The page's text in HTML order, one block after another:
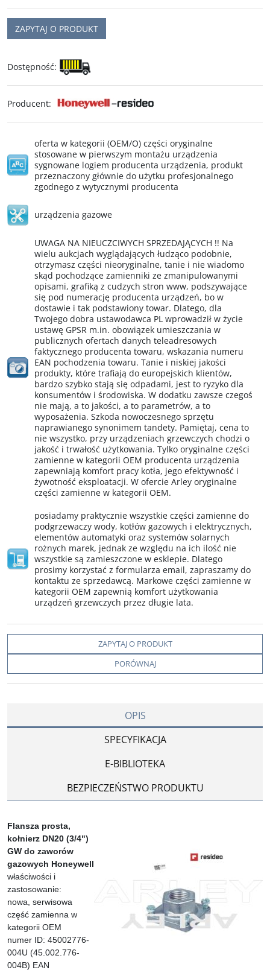
ZAPYTAJ O PRODUKT
Dostępność:
Producent:
oferta w kategorii (OEM/O) części oryginalne
stosowane w pierwszym montażu urządzenia
sygnowane logiem producenta urządzenia, produkt
przeznaczony głównie do użytku profesjonalnego
zgodnego z wytycznymi producenta
urządzenia gazowe
UWAGA NA NIEUCZCIWYCH SPRZEDAJĄCYCH !! Na
wielu aukcjach wyglądających łudząco podobnie,
otrzymasz części nieoryginalne, tanie i nie wiadomo
skąd pochodzące zamienniki ze zmanipulowanymi
opisami, grafiką z cudzych stron www, podszywające
się pod numerację producenta urządzeń, bo w
dostawie i tak podstawiony towar. Dlatego, dla
Twojego dobra ustawodawca PL wprowadził w życie
ustawę GPSR m.in. obowiązek umieszczania w
publicznych ofertach danych teleadresowych
faktycznego producenta towaru, wskazania numeru
EAN pochodzenia towaru. Tanie i niskiej jakości
produkty, które trafiają do europejskich klientów,
bardzo szybko stają się odpadami, jest to ryzyko dla
konsumentów i środowiska. W dodatku zawsze czegoś
nie mają, a to jakości, a to parametrów, a to
wyposażenia. Szkoda nowoczesnego sprzętu
naprawianego synonimem tandety. Pamiętaj, cena to
nie wszystko, przy urządzeniach grzewczych chodzi o
jakość i trwałość użytkowania. Tylko oryginalne części
zamienne w kategorii OEM producenta urządzenia
zapewniają komfort pracy kotła, jego efektywność i
żywotność eksploatacji. W ofercie Arley oryginalne
części zamienne w kategorii OEM.
posiadamy praktycznie wszystkie części zamienne do
podgrzewaczy wody, kotłów gazowych i elektrycznych,
elementów automatyki oraz systemów solarnych
rożnych marek, jednak ze względu na ich ilość nie
wszystkie są zamieszczone w esklepie. Dlatego
prosimy korzystać z formularza email, zapraszamy do
kontaktu ze sprzedawcą. Markowe części zamienne w
kategorii OEM zapewnią komfort użytkowania
urządzeń grzewczych przez długie lata.
ZAPYTAJ O PRODUKT
PORÓWNAJ
OPIS
SPECYFIKACJA
E-BIBLIOTEKA
BEZPIECZEŃSTWO PRODUKTU
Flansza prosta,
kołnierz DN20 (3/4")
GW do zaworów
gazowych Honeywell
właściwości i
zastosowanie:
nowa, serwisowa
część zamienna w
kategorii OEM
numer ID: 45002776-
004U (45.002.776-
004B) EAN